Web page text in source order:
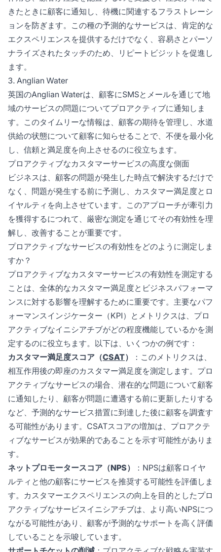
きたときに顧客に通知し、待機に関連するフラストレーシ
ョンを防ぎます。この種の予測的なサービスは、肯定的な
エクスペリエンスを提供するだけでなく、容易さとパーソ
ナライズされたタッチのため、リピートビジットを促進し
ます。
3. Anglian Water
英国のAnglian Waterは、顧客にSMSとメールを通じて地
域のサービスの問題についてプロアクティブに通知しま
す。このタイムリーな情報は、顧客の期待を管理し、水道
供給の状態について顧客に知らせることで、不便を最小化
し、信頼と満足度を向上させるのに役立ちます。
プロアクティブなカスタマーサービスの高度な側面
ビジネスは、顧客の問題が発生した時点で解決するだけで
なく、問題が発生する前に予測し、カスタマー満足度とロ
イヤルティを向上させています。このアプローチが牽引力
を獲得するにつれて、厳密な測定を通じてその有効性を理
解し、改善することが重要です。
プロアクティブなサービスの有効性をどのように測定しま
すか？
プロアクティブなカスタマーサービスの有効性を測定する
ことは、全体的なカスタマー満足度とビジネスパフォーマ
ンスに対する影響を理解するために重要です。主要なパフ
ォーマンスインジケーター（KPI）とメトリクスは、プロ
アクティブなイニシアチブがどの程度機能しているかを測
定するのに役立ちます。以下は、いくつかの例です：
カスタマー満足度スコア（CSAT）
：このメトリクスは、
相互作用後の即座のカスタマー満足度を測定します。プロ
アクティブなサービスの場合、潜在的な問題について顧客
に通知したり、顧客が問題に遭遇する前に更新したりする
など、予測的なサービス措置に到達した後に顧客を調査す
る可能性があります。CSATスコアの増加は、プロアクテ
ィブなサービスが効果的であることを示す可能性がありま
す。
ネットプロモータースコア（NPS）
：NPSは顧客ロイヤ
ルティと他の顧客にサービスを推奨する可能性を評価しま
す。カスタマーエクスペリエンスの向上を目的としたプロ
アクティブなサービスイニシアチブは、より高いNPSにつ
ながる可能性があり、顧客が予測的なサポートを高く評価
していることを示唆しています。